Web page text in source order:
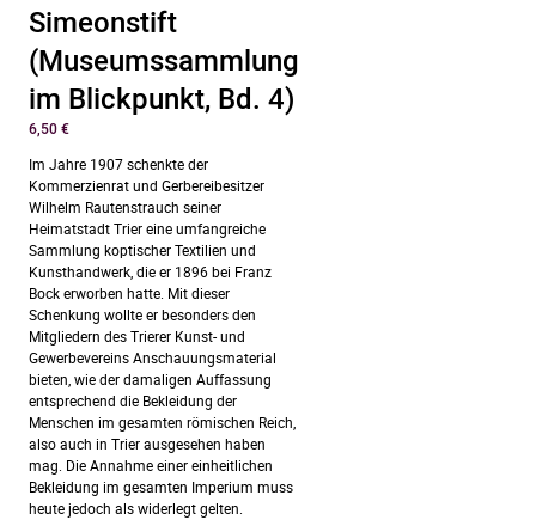
Simeonstift
(Museumssammlung
im Blickpunkt, Bd. 4)
6,50€
Im Jahre 1907 schenkte der
Kommerzienrat und Gerbereibesitzer
Wilhelm Rautenstrauch seiner
Heimatstadt Trier eine umfangreiche
Sammlung koptischer Textilien und
Kunsthandwerk, die er 1896 bei Franz
Bock erworben hatte. Mit dieser
Schenkung wollte er besonders den
Mitgliedern des Trierer Kunst- und
Gewerbevereins Anschauungsmaterial
bieten, wie der damaligen Auffassung
entsprechend die Bekleidung der
Menschen im gesamten römischen Reich,
also auch in Trier ausgesehen haben
mag. Die Annahme einer einheitlichen
Bekleidung im gesamten Imperium muss
heute jedoch als widerlegt gelten.